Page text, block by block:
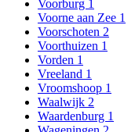
Voorburg 1
Voorne aan Zee 1
Voorschoten 2
Voorthuizen 1
Vorden 1
Vreeland 1
Vroomshoop 1
Waalwijk 2
Waardenburg 1